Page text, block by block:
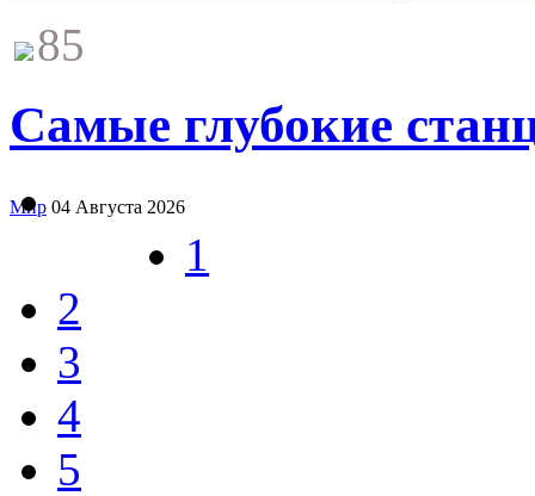
85
Самые глубокие
Мир 04 Августа 2026
1
2
3
4
5